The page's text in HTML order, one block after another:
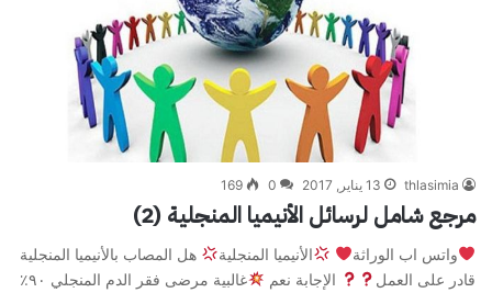
thlasimia 13 يناير, 2017 0
169
مرجع شامل لرسائل الأنيميا المنجلية (2)
واتس اب الوراثة الأنيميا المنجلية
هل المصاب بالأنيميا المنجلية
قادر على العمل
الإجابة نعم
غالبية مرضى فقر الدم المنجلي ٩٠٪